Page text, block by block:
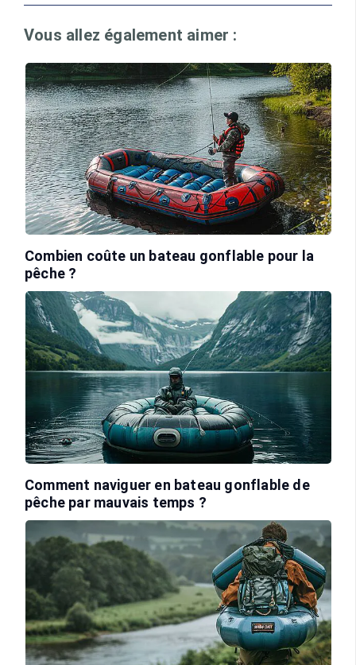
Vous allez également aimer :
Combien coûte un bateau gonflable pour la
pêche ?
Comment naviguer en bateau gonflable de
pêche par mauvais temps ?